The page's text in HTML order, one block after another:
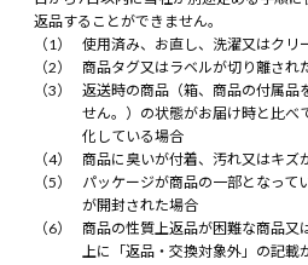
返品することができません。
使用済み、お直し、洗濯又はクリ
商品タグ又はラベルが切り離され
返送時の商品（箱、商品の付属品
せん。）の状態がお届け時と比べ
化している場合
商品に臭いが付着、汚れ又はキズ
パッケージが商品の一部となって
が開封された場合
商品の性質上返品が困難な商品又
上に「返品・交換対象外」の記載